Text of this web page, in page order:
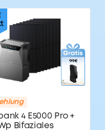
-
0 +
Buchsenstecker
- 0 +
4 E5000 Pro +
Bifaziales